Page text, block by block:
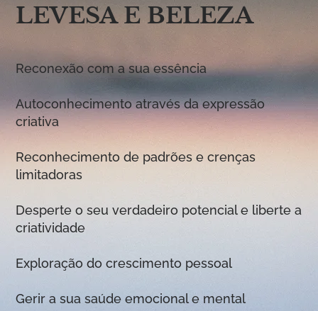
LEVESA E BELEZA
Reconexão com a sua essência
Autoconhecimento através da expressão
criativa
Reconhecimento de padrões e crenças
limitadoras
Desperte o seu verdadeiro potencial e liberte a
criatividade
Exploração do crescimento pessoal
Gerir a sua saúde emocional e mental